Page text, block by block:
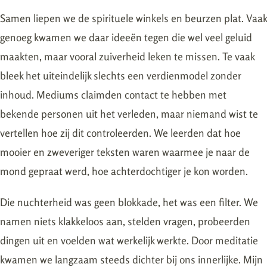
Samen liepen we de spirituele winkels en beurzen plat. Vaak
genoeg kwamen we daar ideeën tegen die wel veel geluid
maakten, maar vooral zuiverheid leken te missen. Te vaak
bleek het uiteindelijk slechts een verdienmodel zonder
inhoud. Mediums claimden contact te hebben met
bekende personen uit het verleden, maar niemand wist te
vertellen hoe zij dit controleerden. We leerden dat hoe
mooier en zweveriger teksten waren waarmee je naar de
mond gepraat werd, hoe achterdochtiger je kon worden.
Die nuchterheid was geen blokkade, het was een filter. We
namen niets klakkeloos aan, stelden vragen, probeerden
dingen uit en voelden wat werkelijk werkte. Door meditatie
kwamen we langzaam steeds dichter bij ons innerlijke. Mijn